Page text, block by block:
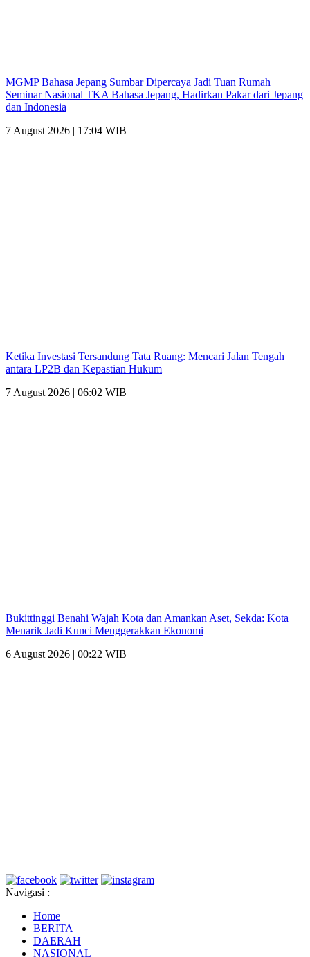
MGMP Bahasa Jepang Sumbar Dipercaya Jadi Tuan Rumah
Seminar Nasional TKA Bahasa Jepang, Hadirkan Pakar dari Jepang
dan Indonesia
7 August 2026 | 17:04 WIB
Ketika Investasi Tersandung Tata Ruang: Mencari Jalan Tengah
antara LP2B dan Kepastian Hukum
7 August 2026 | 06:02 WIB
Bukittinggi Benahi Wajah Kota dan Amankan Aset, Sekda: Kota
Menarik Jadi Kunci Menggerakkan Ekonomi
6 August 2026 | 00:22 WIB
Navigasi :
Home
BERITA
DAERAH
NASIONAL